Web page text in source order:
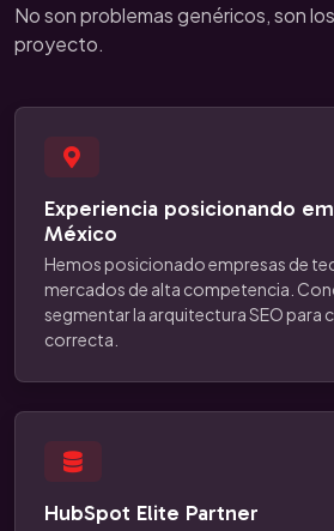
No son problemas genéricos, son
proyecto.
Experiencia posicionando
México
Hemos posicionado empresas de
mercados de alta competencia.
segmentar la arquitectura SEO para
correcta.
HubSpot Elite Partner